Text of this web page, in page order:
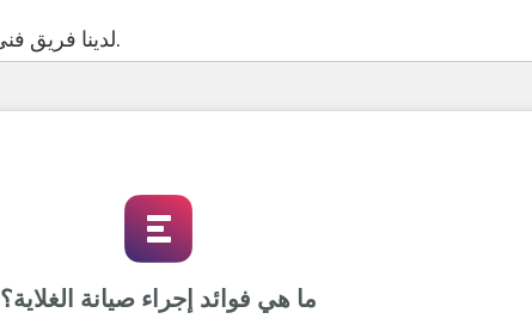
لدينا فريق فني ذو خبرة عالية وأقل الأسعار لصيانة السخانات.
ما هي فوائد إجراء صيانة الغلاية؟